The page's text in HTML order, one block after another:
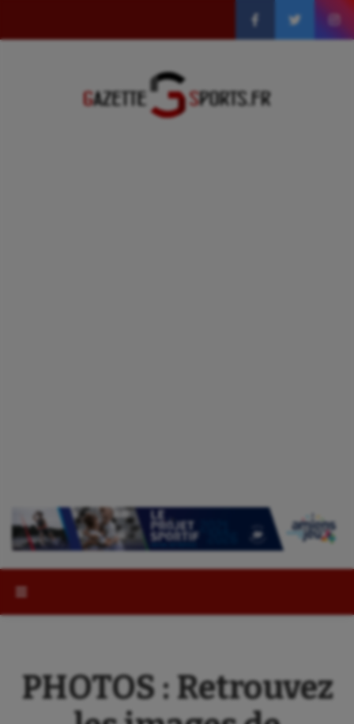
PHOTOS : Retrouvez